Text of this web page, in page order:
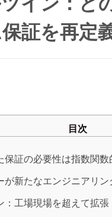
証を再定
目次
保証の必要性は指数関数
が新たなエンジニアリ
：工場現場を超えて拡張